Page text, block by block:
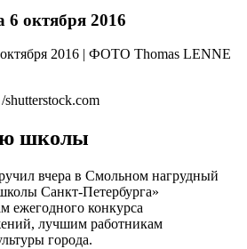
6 октября 2016
школы
вчера в Смольном нагрудный
Санкт-Петербурга»
ежегодного конкурса
лучшим работникам
города.